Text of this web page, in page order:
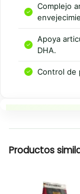
Complejo
Apoya
DHA.
Control de
Productos